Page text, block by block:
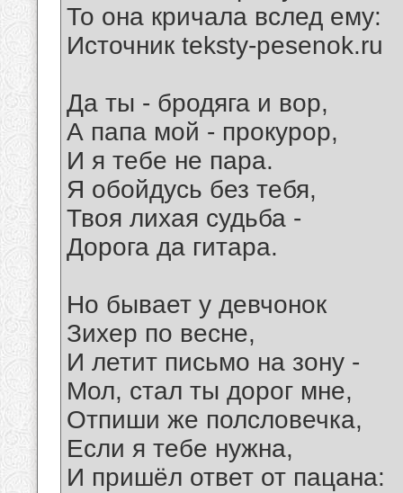
То она кричала вслед ему:
Источник teksty-pesenok.ru
Да ты - бродяга и вор,
А папа мой - прокурор,
И я тебе не пара.
Я обойдусь без тебя,
Твоя лихая судьба -
Дорога да гитара.
Но бывает у девчонок
Зихер по весне,
И летит письмо на зону -
Мол, стал ты дорог мне,
Отпиши же полсловечка,
Если я тебе нужна,
И пришёл ответ от пацана: